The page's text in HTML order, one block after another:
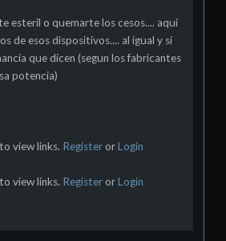
esteril o quemarte los cesos.... aqui
de esos dispositivos.... al igual y si
que dicen (segun los fabricantes
potencia)
view links. RegisterorLogin
view links. RegisterorLogin